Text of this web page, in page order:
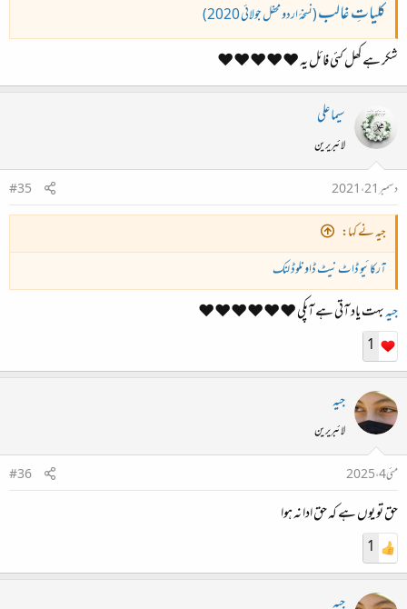
کلیاتِ غالب(نسخۂ اردو محفل جولائی 2020)
شکر ہے کھل کئی فائل یہ ❤️❤️❤️❤️❤️
سیما علی
لائبریرین
دسمبر 21، 2021
#35
جیہ نے کہا:
آرکائیو ڈاٹ نیٹ ڈاونلوڈ لنک
جیہبہت یاد آتی ہے آپکی ❤️❤️❤️❤️❤️❤️
1
جیہ
لائبریرین
مئی 4، 2025
#36
حق تو یوں ہے کہ حق ادا نہ ہوا
1
جیہ